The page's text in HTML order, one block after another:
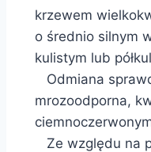
krzewem
o średnio silnym
kulistym lub
Odmiana
mrozoodporna,
Ze względu na